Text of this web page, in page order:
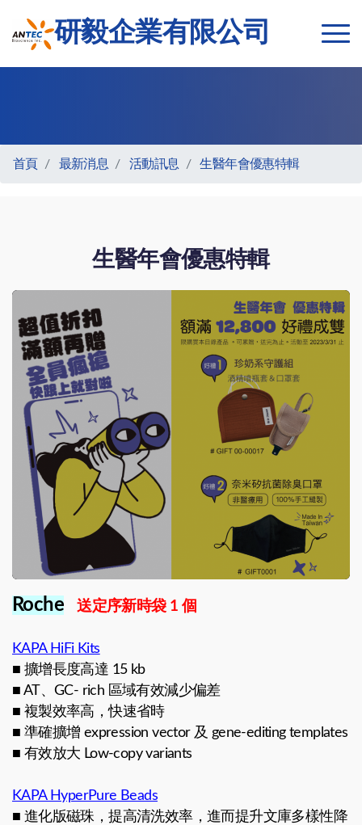
研毅企業有限公司
首頁 最新消息 活動訊息 生醫年會優惠特輯
生醫年會優惠特輯
Roche 送定序新時袋 1 個
KAPA HiFi Kits
■ 擴增長度高達 15 kb
■ AT、GC- rich 區域有效減少偏差
■ 複製效率高，快速省時
■ 準確擴增 expression vector 及 gene-editing templates
■ 有效放大 Low-copy variants
KAPA HyperPure Beads
■ 進化版磁珠，提高清洗效率，進而提升文庫多樣性降